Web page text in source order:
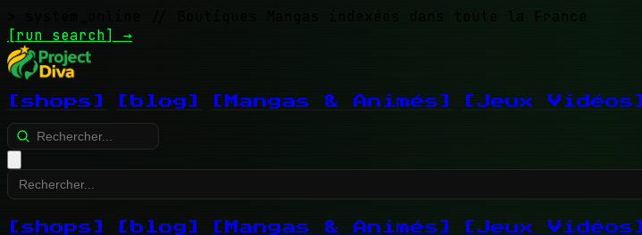
// Boutiques Mangas indexées dans toute la France
[run search] →
[shops] [blog] [Mangas & Animés] [Jeux Vidéos]
[shops] [blog] [Mangas & Animés] [Jeux Vidéos]